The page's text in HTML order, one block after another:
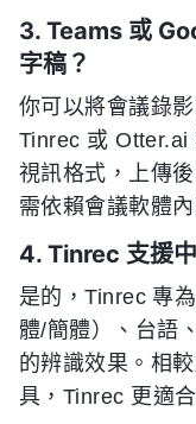
3. Teams 或
字稿？
你可以將會議錄
Tinrec 或 Otter.ai
視訊格式，上傳
需依賴會議軟體
4. Tinrec 支援
是的，Tinrec 專
體/簡體）、台語
的辨識效果。相
具，Tinrec 更適